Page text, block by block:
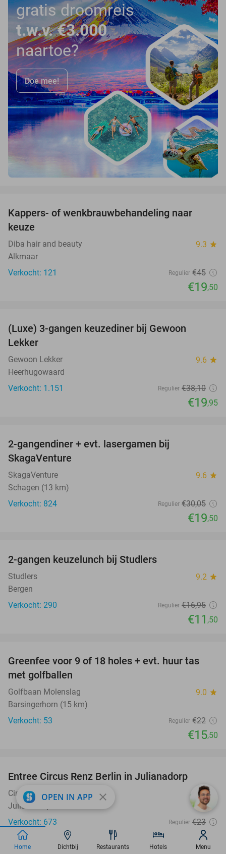
gratis droomreis
t.w.v. €3.000
naartoe?
Doe mee!
Kappers- of wenkbrauwbehandeling naar
keuze
Diba hair and beauty 9.3 star
Alkmaar
Verkocht: 121
Regulier €45
€19,50
(Luxe) 3-gangen keuzediner bij Gewoon
Lekker
Gewoon Lekker 9.6 star
Heerhugowaard
Verkocht: 1.151
Regulier €38,10
€19,95
2-gangendiner + evt. lasergamen bij
SkagaVenture
SkagaVenture 9.6 star
Schagen (13 km)
Verkocht: 824
Regulier €30,05
€19,50
2-gangen keuzelunch bij Studlers
Studlers 9.2 star
Bergen
Verkocht: 290
Regulier €16,95
€11 ,50
30%
Greenfee voor 9 of 18 holes + evt. huur tas
met golfballen
Golfbaan Molenslag 9.0 star
Barsingerhorn (15 km)
Verkocht: 53
Regulier €22
€15,50
Entree Circus Renz Berlin in Julianadorp
Circus Renz Berlin 9.1star
Julianadorp
Verkocht: 673
Regulier €23
€14
OPEN IN APP close
Home Dichtbij Restaurants Hotels Menu